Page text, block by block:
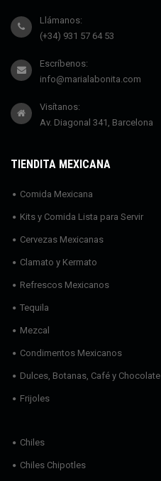
Llámanos:
(+34) 931 57 64 53
Escríbenos:
info@marialabonita.com
Visítanos:
Av. Diagonal 341, Barcelona
TIENDITA MEXICANA
Comida Mexicana
Kits y Comida Lista para Servir
Cervezas Mexicanas
Clamato y Kermato
Refrescos Mexicanos
Tequila
Mezcal
Condimentos Mexicanos
Dulces, Botanas, Café y Chocolate
Frijoles
Chiles
Chiles Chipotles